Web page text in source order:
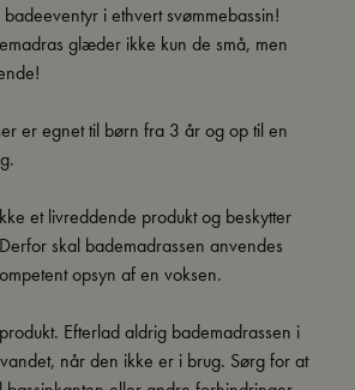
i ethvert svømmebassin!
glæder ikke kun de små, men
er egnet til børn fra 3 år og op til en
et livreddende produkt og beskytter
skal bademadrassen anvendes
opsyn af en voksen.
Efterlad aldrig bademadrassen i
når den ikke er i brug. Sørg for at